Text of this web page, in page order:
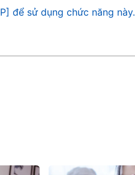
để sử dụng chức năng này.